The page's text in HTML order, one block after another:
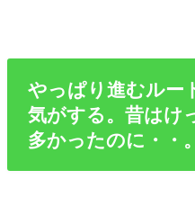
やっぱり進むルー
気がする。昔はけ
多かったのに・・。